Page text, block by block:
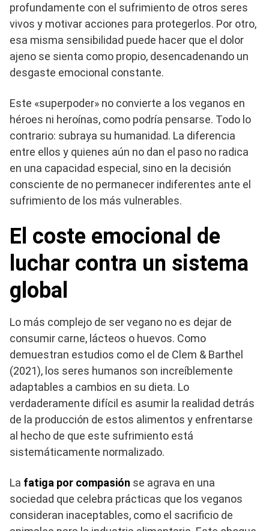
profundamente con el sufrimiento de otros seres
vivos y motivar acciones para protegerlos. Por otro,
esa misma sensibilidad puede hacer que el dolor
ajeno se sienta como propio, desencadenando un
desgaste emocional constante.
Este «superpoder» no convierte a los veganos en
héroes ni heroínas, como podría pensarse. Todo lo
contrario: subraya su humanidad. La diferencia
entre ellos y quienes aún no dan el paso no radica
en una capacidad especial, sino en la decisión
consciente de no permanecer indiferentes ante el
sufrimiento de los más vulnerables.
El coste emocional de
luchar contra un sistema
global
Lo más complejo de ser vegano no es dejar de
consumir carne, lácteos o huevos. Como
demuestran estudios como el de Clem & Barthel
(2021), los seres humanos son increíblemente
adaptables a cambios en su dieta. Lo
verdaderamente difícil es asumir la realidad detrás
de la producción de estos alimentos y enfrentarse
al hecho de que este sufrimiento está
sistemáticamente normalizado.
La fatiga por compasión se agrava en una
sociedad que celebra prácticas que los veganos
consideran inaceptables, como el sacrificio de